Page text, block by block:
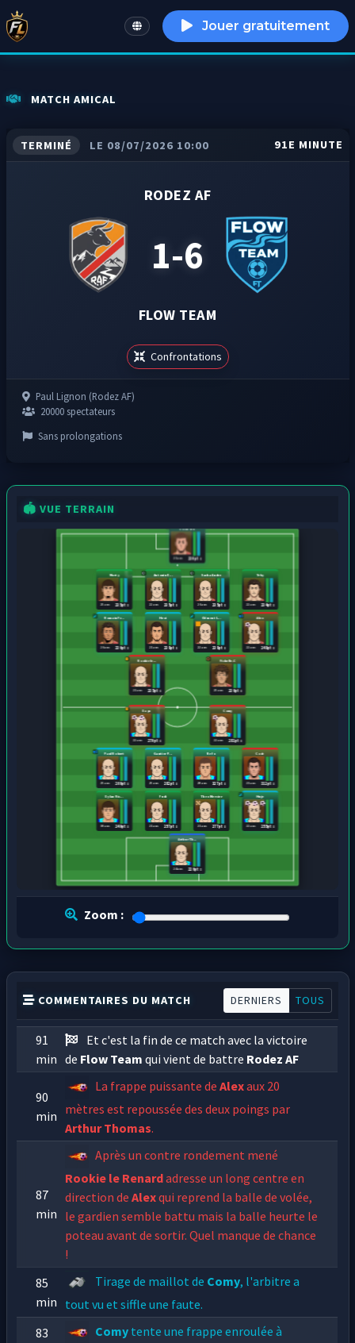
English Jouer gratuitement
MATCH AMICAL
TERMINÉ LE 08/07/2026 10:00 91E MINUTE
RODEZ AF
1-6
FLOW TEAM
Confrontations
Paul Lignon (Rodez AF)
20000 spectateurs
Sans prolongations
🏟️ VUE TERRAIN
230 pts
26 ans
Marty
235 pts
25 ans
Antonin D...
235 pts
22 ans
Sacha Andre
235 pts
26 ans
Teky
234 pts
22 ans
Romain Fr...
236 pts
26 ans
Hexi
238 pts
21 ans
Clément L...
238 pts
22 ans
Alex
248 pts
22 ans
Rookie le...
235 pts
21 ans
Fichelle.C
236 pts
25 ans
Arthur Th...
226 pts
24 ans
Dylan Ric...
249 pts
30 ans
Fudi
257 pts
21 ans
Theo Mercier
277 pts
21 ans
Huje
255 pts
22 ans
Paul Robert
266 pts
25 ans
Gautier P...
282 pts
25 ans
Refo
327 pts
20 ans
Code
312 pts
21 ans
Dapa
270 pts
22 ans
Comy
281 pts
22 ans
Zoom :
COMMENTAIRES DU MATCH DERNIERS TOUS
91
min
Et c'est la fin de ce match avec la victoire
de Flow Team qui vient de battre Rodez AF
90
min
La frappe puissante deAlexaux 20
mètres est repoussée des deux poings par
Arthur Thomas.
87
min
Après un contre rondement mené
Rookie le Renardadresse un long centre en
direction deAlexqui reprend la balle de volée,
le gardien semble battu mais la balle heurte le
poteau avant de sortir. Quel manque de chance
!
85
min
Tirage de maillot de Comy, l'arbitre a
tout vu et siffle une faute.
83
Comy tente une frappe enroulée à